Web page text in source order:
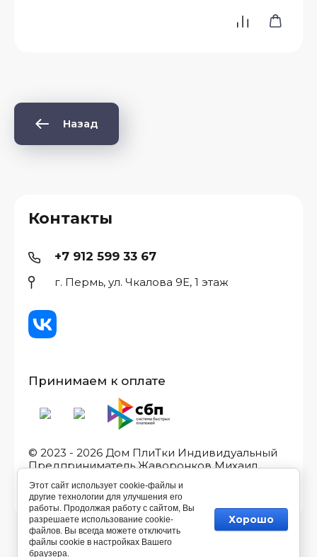
Назад
© 2023 - 2026 Дом ПлиТки Индивидуальный
Предприниматель Жаворонков Михаил
Игоревич, ИНН/ОГРН
590507582533/323595800038011
Контакты
+7 912 599 33 67
г. Пермь, ул. Чкалова 9Е, 1 этаж
Принимаем к оплате
Этот сайт использует cookie-файлы и
другие технологии для улучшения его
работы. Продолжая работу с сайтом, Вы
разрешаете использование cookie-
файлов. Вы всегда можете отключить
файлы cookie в настройках Вашего
браузера.
Хорошо